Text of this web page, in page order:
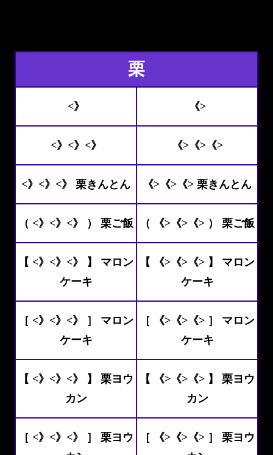
栗
<》 《>
<》<》<》 《>《>《>
<》<》<》 栗きんとん 《>《>《> 栗きんとん
（ <》<》<》 ） 栗ご飯 （ 《>《>《> ） 栗ご飯
【 <》<》<》 】 マロン
ケーキ
【 《>《>《> 】 マロン
ケーキ
［ <》<》<》 ］ マロン
ケーキ
［ 《>《>《> ］ マロン
ケーキ
【 <》<》<》 】 栗ヨウ
カン
【 《>《>《> 】 栗ヨウ
カン
［ <》<》<》 ］ 栗ヨウ
［ 《>《>《> ］ 栗ヨウ